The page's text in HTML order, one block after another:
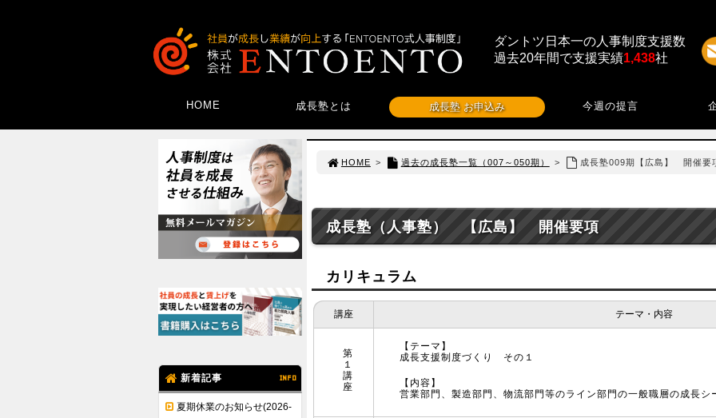
ダントツ日本一の人事制度支援数
過去20年間で支援実績1,438社
HOME 成長塾とは 成長塾 お申込み 今週の提言
HOME > 過去の成長塾一覧（007～050期） > 成長塾009期【広島】 開催要
成長塾（人事塾） 【広島】 開催要項
カリキュラム
講座 テーマ・内容
第
１
講
座
【テーマ】
成長支援制度づくり その１
【内容】
営業部門、製造部門、物流部門等のライン部門の一般職層の成長シ
新着記事 INFO
夏期休業のお知らせ(2026-